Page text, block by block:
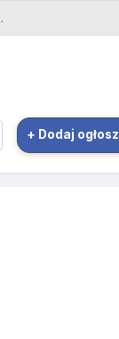
Podlaski | eBielsk.pl